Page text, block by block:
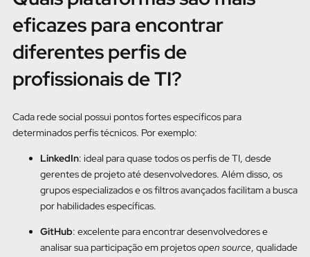
eficazes para encontrar
diferentes perfis de
profissionais de TI?
Cada rede social possui pontos fortes específicos para
determinados perfis técnicos. Por exemplo:
LinkedIn: ideal para quase todos os perfis de TI, desde
gerentes de projeto até desenvolvedores. Além disso, os
grupos especializados e os filtros avançados facilitam a busca
por habilidades específicas.
GitHub: excelente para encontrar desenvolvedores e
analisar sua participação em projetosopen source, qualidade